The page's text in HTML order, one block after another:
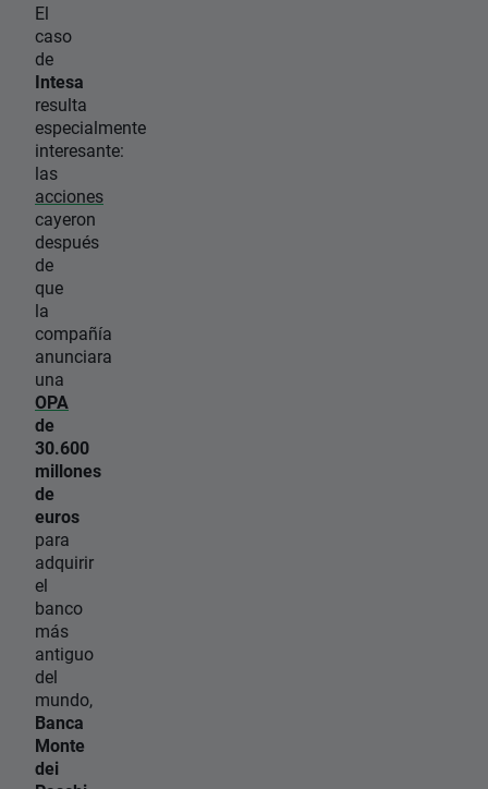
El
caso
de
Intesa
resulta
especialmente
interesante:
las
acciones
cayeron
después
de
que
la
compañía
anunciara
una
OPA
de
30.600
millones
de
euros
para
adquirir
el
banco
más
antiguo
del
mundo,
Banca
Monte
dei